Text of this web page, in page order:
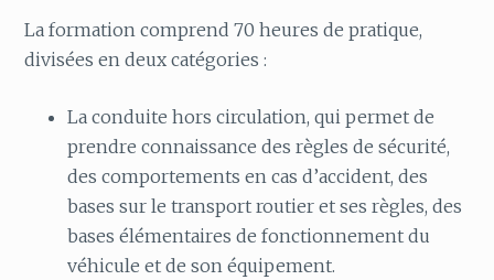
La formation comprend 70 heures de pratique,
divisées en deux catégories :
La conduite hors circulation, qui permet de
prendre connaissance des règles de sécurité,
des comportements en cas d’accident, des
bases sur le transport routier et ses règles, des
bases élémentaires de fonctionnement du
véhicule et de son équipement.